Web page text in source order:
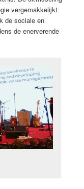
vergemakkelijkt
de sociale en
de enerverende